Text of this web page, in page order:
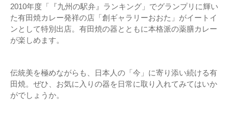
2010年度「『九州の駅弁』ランキング」でグランプリに輝い
た有田焼カレー発祥の店「創ギャラリーおおた」がイートイ
ンとして特別出店。有田焼の器とともに本格派の薬膳カレー
が楽しめます。
伝統美を極めながらも、日本人の「今」に寄り添い続ける有
田焼。ぜひ、お気に入りの器を日常に取り入れてみてはいか
がでしょうか。